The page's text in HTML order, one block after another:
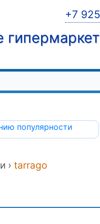
+7
популярности
› tarrago